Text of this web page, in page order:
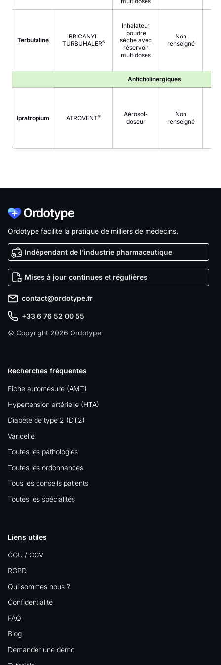
Terbutaline
BRICANYL
TURBUHALER®
Inhalateur
poudre
sèche avec
réservoir
multidoses
Non
renseigné
Anticholinergiques
Ipratropium ATROVENT®
Aérosol-
doseur
Non
renseigné
Ordotype facilite la pratique de milliers de médecins.
Indépendant de l’industrie pharmaceutique
Mises à jour continues et régulières
contact@ordotype.fr
+33 6 76 52 00 55
© Copyright 2026 Ordotype
Recherches fréquentes
Fiche automesure (AMT)
Hypertension artérielle (HTA)
Diabète de type 2 (DT2)
Varicelle
Toutes les pathologies
Toutes les ordonnances
Tous les conseils patients
Toutes les spécialités
Liens utiles
CGU / CGV
RGPD
Qui sommes nous ?
Confidentialité
FAQ
Blog
Demander une démo